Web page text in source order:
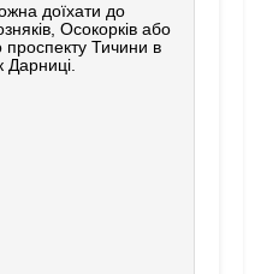
доїхати до
Осокорків або
проспекту Тичини в
Дарниці.